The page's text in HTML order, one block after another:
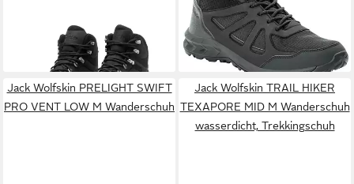
Trekkingschuh
MID M Wanderschuh
wasserdicht, Trekkingschuh
ab 92,99 € UVP130,00 €
-28%
Jack Wolfskin PRELIGHT SWIFT
PRO VENT LOW M Wanderschuh
Jack Wolfskin TRAIL HIKER
TEXAPORE MID M Wanderschuh
wasserdicht, Trekkingschuh